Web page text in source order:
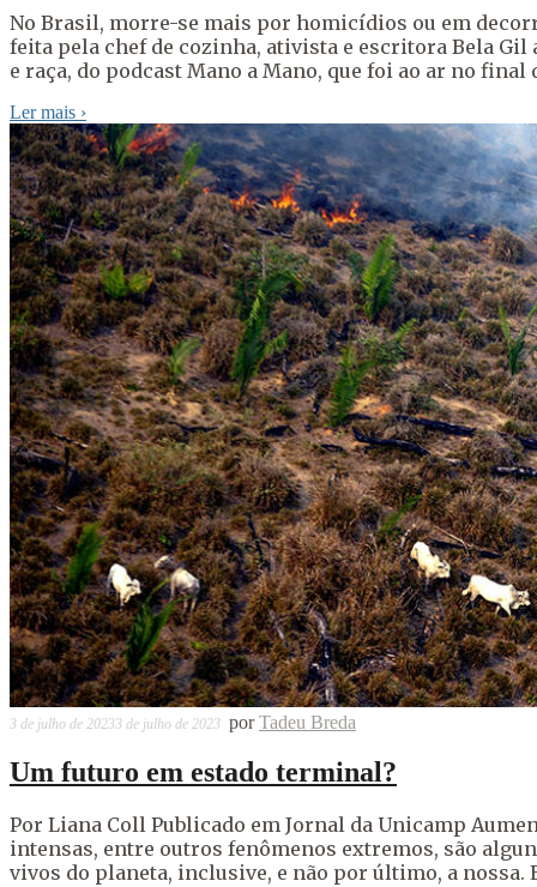
No Brasil, morre-se mais por homicídios ou em
feita pela chef de cozinha, ativista e escritora Bela
e raça, do podcast Mano a Mano, que foi ao ar no
Ler mais ›
3 de julho de 20233 de julho de 2023 porTadeu Breda
Um futuro em estado terminal?
Por Liana Coll Publicado em Jornal da Unicamp
intensas, entre outros fenômenos extremos, são
vivos do planeta, inclusive, e não por último, a